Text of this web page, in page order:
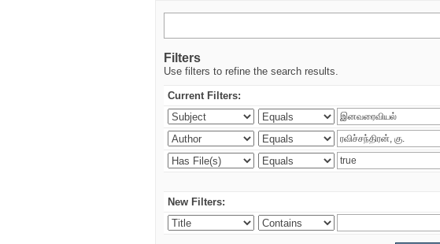
Filters
Use filters to refine the search results.
Current Filters:
New Filters: